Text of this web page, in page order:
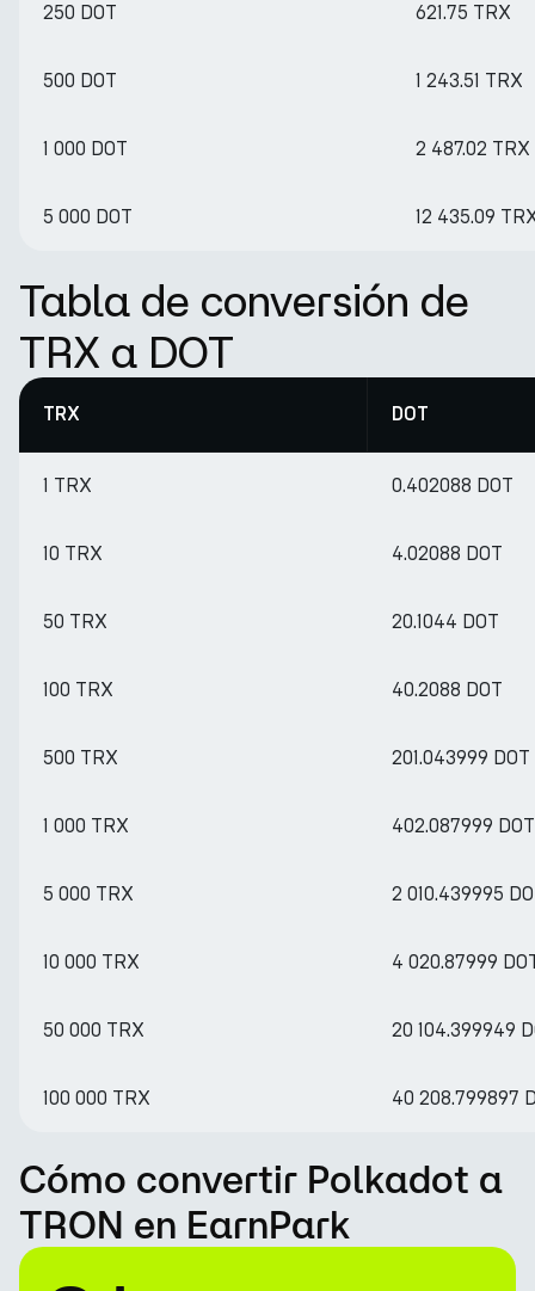
250 DOT 621.75 TRX
500 DOT 1 243.51 TRX
1 000 DOT 2 487.02 TRX
5 000 DOT 12 435.09
Tabla de conversión de
TRX a DOT
TRX DOT
1 TRX 0.402088 DOT
10 TRX 4.02088 DOT
50 TRX 20.1044 DOT
100 TRX 40.2088 DOT
500 TRX 201.043999 DOT
1 000 TRX 402.087999 DOT
5 000 TRX 2 010.439995
10 000 TRX 4 020.87999
50 000 TRX 20 104.399949
100 000 TRX 40 208.799897
Cómo convertir Polkadot a
TRON en EarnPark